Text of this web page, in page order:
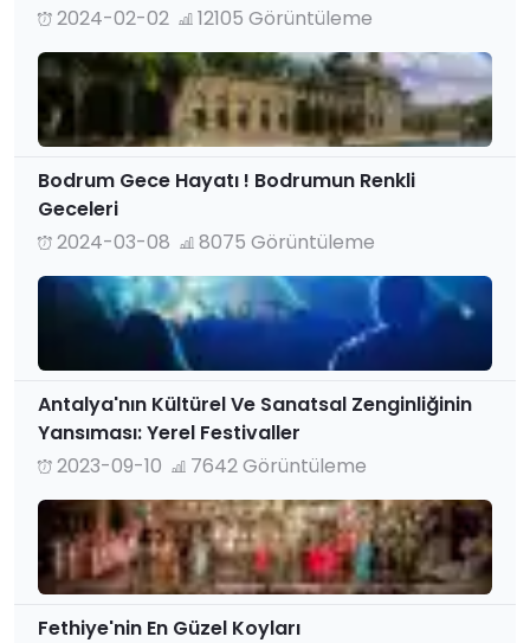
2024-02-02
12105 Görüntüleme
Bodrum Gece Hayatı ! Bodrumun Renkli
Geceleri
2024-03-08
8075 Görüntüleme
Antalya'nın Kültürel Ve Sanatsal Zenginliğinin
Yansıması: Yerel Festivaller
2023-09-10
7642 Görüntüleme
Fethiye'nin En Güzel Koyları